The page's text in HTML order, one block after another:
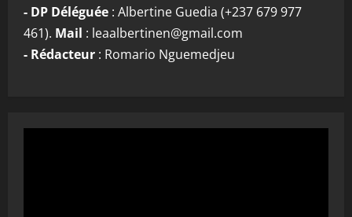
- DP Déléguée : Albertine Guedia (+237 679 977
461). Mail : leaalbertinen@gmail.com
- Rédacteur : Romario Nguemedjeu